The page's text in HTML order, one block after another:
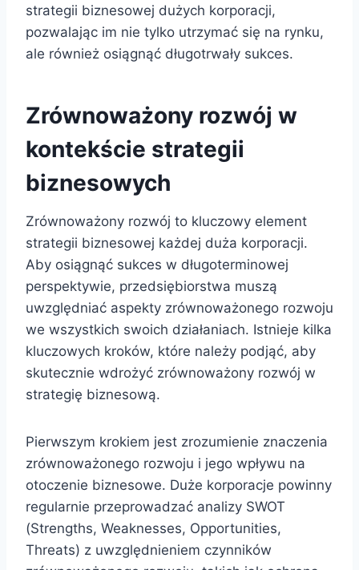
strategii biznesowej dużych korporacji,
pozwalając im nie tylko utrzymać się na rynku,
ale również osiągnąć długotrwały sukces.
Zrównoważony rozwój w
kontekście strategii
biznesowych
Zrównoważony rozwój to kluczowy element
strategii biznesowej każdej duża korporacji.
Aby osiągnąć sukces w długoterminowej
perspektywie, przedsiębiorstwa muszą
uwzględniać aspekty zrównoważonego rozwoju
we wszystkich swoich działaniach. Istnieje kilka
kluczowych kroków, które należy podjąć, aby
skutecznie wdrożyć zrównoważony rozwój w
strategię biznesową.
Pierwszym krokiem jest zrozumienie znaczenia
zrównoważonego rozwoju i jego wpływu na
otoczenie biznesowe. Duże korporacje powinny
regularnie przeprowadzać analizy SWOT
(Strengths, Weaknesses, Opportunities,
Threats) z uwzględnieniem czynników